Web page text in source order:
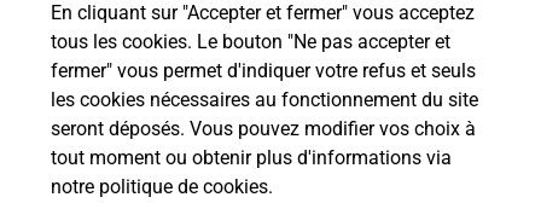
En cliquant sur "Accepter et fermer" vous acceptez
tous les cookies. Le bouton "Ne pas accepter et
fermer" vous permet d'indiquer votre refus et seuls
les cookies nécessaires au fonctionnement du site
seront déposés. Vous pouvez modifier vos choix à
tout moment ou obtenir plus d'informations via
notre politique de cookies.
Localiser Liste
Liste - téléassistance
Pyrénées Atlantiques - téléassistance
Soumoulou - téléassistance